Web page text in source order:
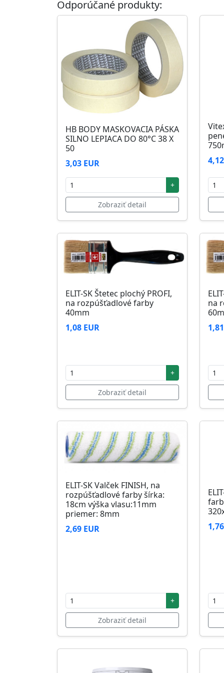
48 mesiacov v orig. uzavretých obaloch
Odporúčané produkty:
HB BODY MASKOVACIA PÁSKA
SILNO LEPIACA DO 80°C 38 X
50
3,03 EUR
+
Zobraziť detail
ELIT-SK Štetec plochý PROFI,
na rozpúšťadlové farby
40mm
1,08 EUR
+
Zobraziť detail
na
ELIT-SK Valček FINISH, na
rozpúšťadlové farby šírka:
18cm výška vlasu:11mm
priemer: 8mm
2,69 EUR
+
Zobraziť detail